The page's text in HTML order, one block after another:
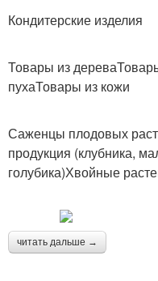
Кондитерские изделия
Товары из
пухаТовары из кожи
Саженцы плодовых
продукция (клубника,
голубика)Хвойные
читать дальше →